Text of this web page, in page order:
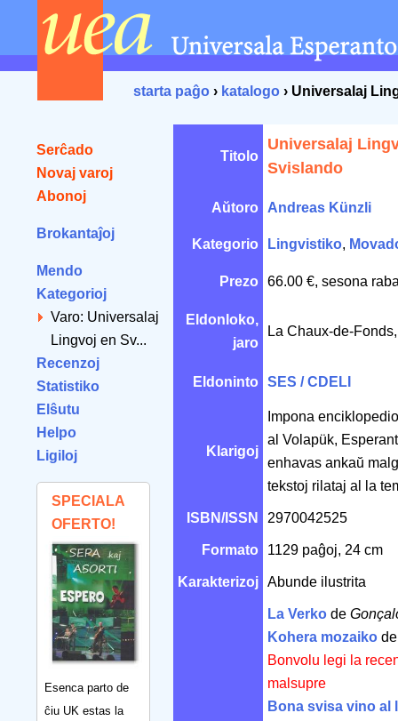
starta paĝo › katalogo › Universalaj
Serĉado
Novaj varoj
Abonoj
Brokantaĵoj
Mendo
Kategorioj
Varo: Universalaj
Lingvoj en Sv...
Recenzoj
Statistiko
Elŝutu
Helpo
Ligiloj
SPECIALA
OFERTO!
Esenca parto de
ĉiu UK estas la
Titolo
Universalaj
Svislando
Aŭtoro Andreas Künzli
Kategorio Lingvistiko,
Prezo 66.00 €, sesona
Eldonloko,
jaro
La Chaux-de-
Eldoninto SES / CDELI
Klarigoj
Impona
al Volapük,
enhavas ankaŭ
tekstoj rilataj al la
ISBN/ISSN 2970042525
Formato 1129 paĝoj, 24 cm
Karakterizoj Abunde ilustrita
La Verko de
Kohera mozaiko
Bonvolu legi la
malsupre
Bona svisa vino al